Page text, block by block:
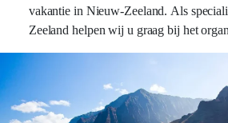
vakantie in Nieuw-Zeeland. Als
Zeeland helpen wij u graag bij het